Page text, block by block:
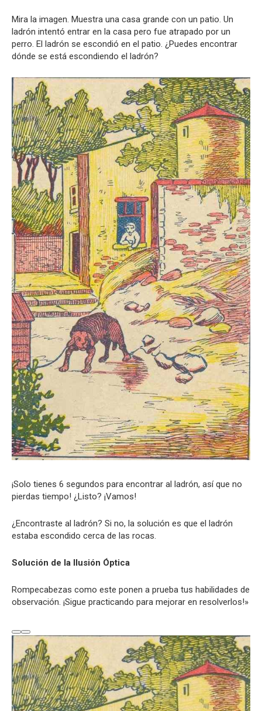
Mira la imagen. Muestra una casa grande con un patio. Un
ladrón intentó entrar en la casa pero fue atrapado por un
perro. El ladrón se escondió en el patio. ¿Puedes encontrar
dónde se está escondiendo el ladrón?
¡Solo tienes 6 segundos para encontrar al ladrón, así que no
pierdas tiempo! ¿Listo? ¡Vamos!
¿Encontraste al ladrón? Si no, la solución es que el ladrón
estaba escondido cerca de las rocas.
Solución de la Ilusión Óptica
Rompecabezas como este ponen a prueba tus habilidades de
observación. ¡Sigue practicando para mejorar en resolverlos!»